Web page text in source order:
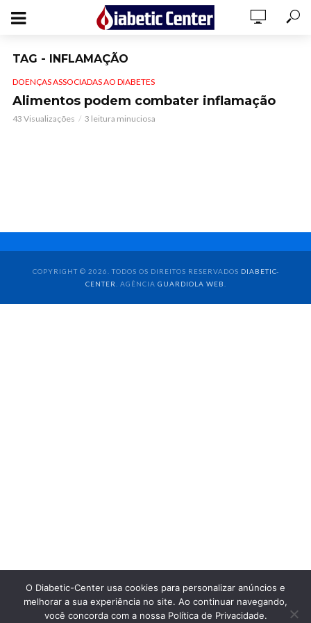
TAG - INFLAMAÇÃO
DOENÇAS ASSOCIADAS AO DIABETES
Alimentos podem combater inflamação
43 Visualizações 3 leitura minuciosa
COPYRIGHT © 2026. TODOS OS DIREITOS RESERVADOS DIABETIC-
CENTER
. AGÊNCIA GUARDIOLA WEB
O Diabetic-Center usa cookies para personalizar anúncios e
melhorar a sua experiência no site. Ao continuar navegando,
você concorda com a nossa Política de Privacidade.